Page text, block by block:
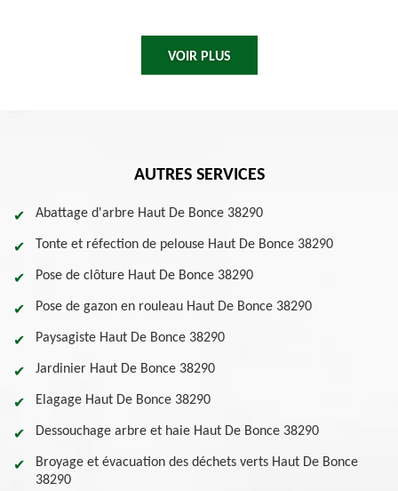
VOIR PLUS
AUTRES SERVICES
Abattage d'arbre Haut De Bonce 38290
Tonte et réfection de pelouse Haut De Bonce 38290
Pose de clôture Haut De Bonce 38290
Pose de gazon en rouleau Haut De Bonce 38290
Paysagiste Haut De Bonce 38290
Jardinier Haut De Bonce 38290
Elagage Haut De Bonce 38290
Dessouchage arbre et haie Haut De Bonce 38290
Broyage et évacuation des déchets verts Haut De Bonce
38290